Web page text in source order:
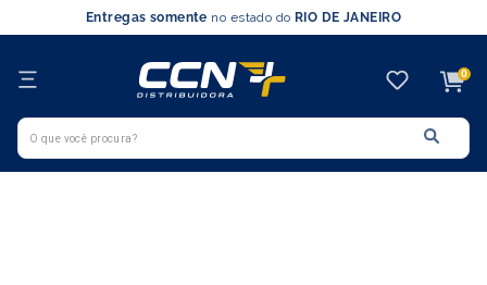
Entregas somente no estado do RIO DE JANEIRO
0